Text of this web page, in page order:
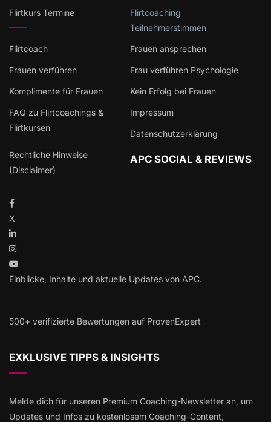
Flirtkurs Termine
Flirtcoaching
Teilnehmerstimmen
Flirtcoach Frauen ansprechen
Frauen verführen Frau verführen Psychologie
Komplimente für Frauen Kein Erfolg bei Frauen
FAQ zu Flirtcoachings &
Flirtkursen
Impressum
Datenschutzerklärung
Rechtliche Hinweise
(Disclaimer)
APC SOCIAL & REVIEWS
X
Einblicke, Inhalte und aktuelle Updates von APC.
500+ verifizierte Bewertungen auf ProvenExpert
EXKLUSIVE TIPPS & INSIGHTS
Melde dich für unseren Premium Coaching-Newsletter an, um
Updates und Infos zu kostenlosem Coaching-Content,